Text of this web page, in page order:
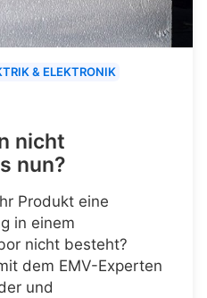
& ELEKTRONIK
nicht
nun?
Produkt eine
in einem
nicht besteht?
dem EMV-Experten
und